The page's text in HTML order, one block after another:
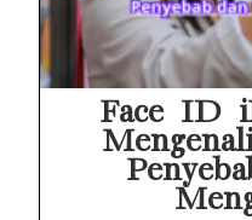
Face ID